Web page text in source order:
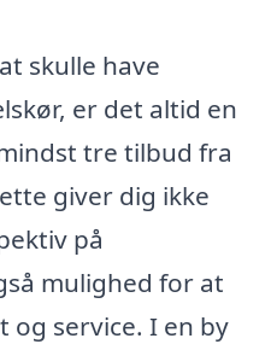
skulle have
er det altid en
tre tilbud fra
giver dig ikke
på
mulighed for at
og service. I en by